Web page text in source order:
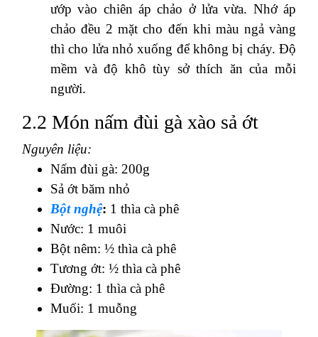
ướp vào chiên áp chảo ở lửa vừa. Nhớ áp
chảo đều 2 mặt cho đến khi màu ngả vàng
thì cho lửa nhỏ xuống để không bị cháy. Độ
mềm và độ khô tùy sở thích ăn của mỗi
người.
2.2 Món nấm đùi gà xào sả ớt
Nguyên liệu:
Nấm đùi gà: 200g
Sả ớt băm nhỏ
Bột nghệ: 1 thìa cà phê
Nước: 1 muôi
Bột nêm: ½ thìa cà phê
Tương ớt: ½ thìa cà phê
Đường: 1 thìa cà phê
Muối: 1 muỗng